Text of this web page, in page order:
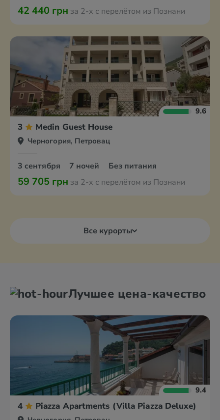
42 440 грн за 2-х с перелётом из Познани
9.6
3 Medin Guest House
Черногория, Петровац
3 сентября 7 ночей Без питания
59 705 грн за 2-х с перелётом из Познани
Все курорты
Лучшее цена-качество
9.4
4 Piazza Apartments (Villa Piazza Deluxe)